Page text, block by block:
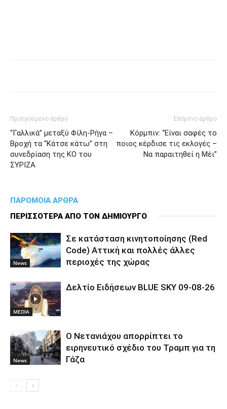
Προηγούμενο άρθρο
“Γαλλικά” μεταξύ Φίλη-Ρήγα –
Βροχή τα “Κάτσε κάτω” στη
συνεδρίαση της ΚΟ του
ΣΥΡΙΖΑ
Επόμενο άρθρο
Κόρμπιν: “Είναι σαφές το
ποιος κέρδισε τις εκλογές –
Να παραιτηθεί η Μέι”
ΠΑΡΟΜΟΙΑ ΑΡΘΡΑ
ΠΕΡΙΣΣΟΤΕΡΑ ΑΠΟ ΤΟΝ ΔΗΜΙΟΥΡΓΟ
News
Σε κατάσταση κινητοποίησης (Red
Code) Αττική και πολλές άλλες
περιοχές της χώρας
MEDIA
Δελτίο Ειδήσεων BLUE SKY 09-08-26
News
Ο Νετανιάχου απορρίπτει το
ειρηνευτικό σχέδιο του Τραμπ για τη
Γάζα